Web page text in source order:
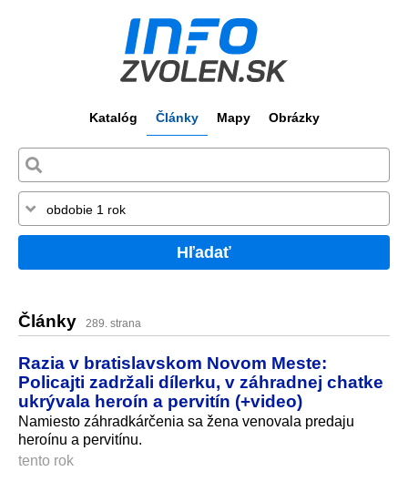
Katalóg Články Mapy Obrázky
Hľadať
Články 289. strana
Razia v bratislavskom Novom Meste:
Policajti zadržali dílerku, v záhradnej chatke
ukrývala heroín a pervitín (+video)
Namiesto záhradkárčenia sa žena venovala predaju
heroínu a pervitínu.
tento rok